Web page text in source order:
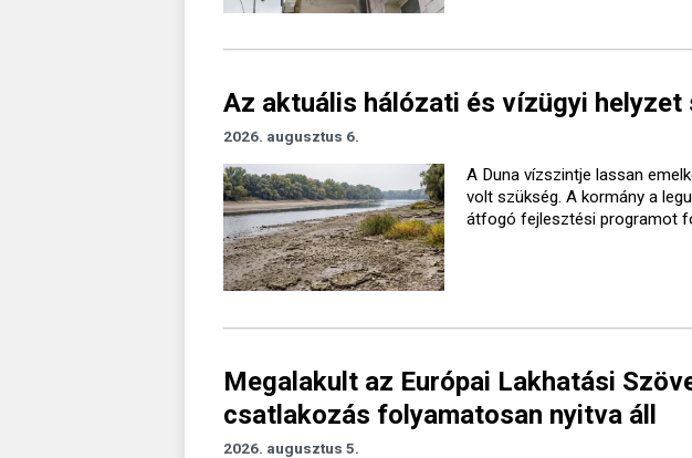
Az aktuális hálózati és vízügyi helyzet
2026. augusztus 6.
A Duna vízszintje lassan
volt szükség. A kormány a
átfogó fejlesztési programot
Megalakult az Európai Lakhatási
csatlakozás folyamatosan nyitva áll
2026. augusztus 5.